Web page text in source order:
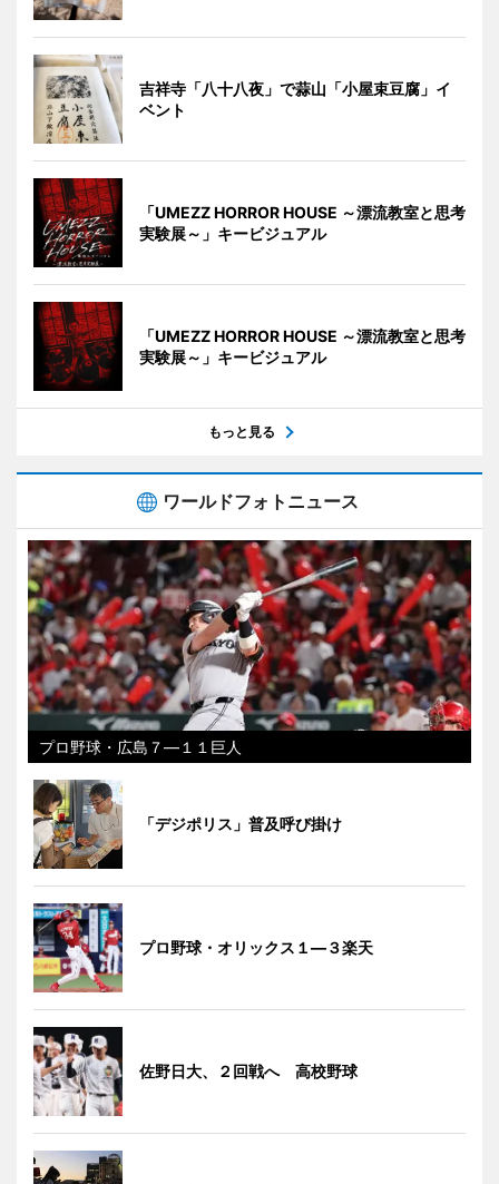
吉祥寺「八十八夜」で蒜山「小屋束豆腐」イ
ベント
「UMEZZ HORROR HOUSE ～漂流教室と思考
実験展～」キービジュアル
「UMEZZ HORROR HOUSE ～漂流教室と思考
実験展～」キービジュアル
もっと見る
ワールドフォトニュース
プロ野球・広島７―１１巨人
「デジポリス」普及呼び掛け
プロ野球・オリックス１―３楽天
佐野日大、２回戦へ 高校野球